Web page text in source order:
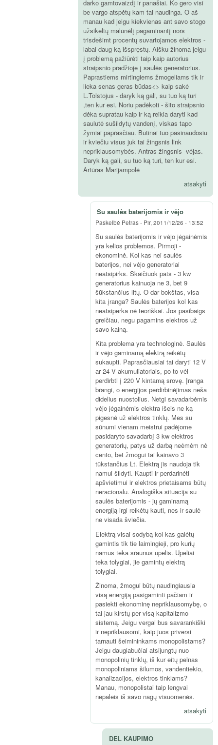
darko gamtovaizdį ir panašiai. Ko gero visi
be vargo atspėtų kam tai naudinga. O aš
manau kad jeigu kiekvienas ant savo stogo
užsikeltų malūnėlį pagaminantį nors
trisdešimt procentų suvartojamos elektros -
labai daug ką išspręstų. Aišku žinoma jeigu
į problemą pažiūrėti taip kaip autorius
straipsnio pradžioje į saulės generatorius.
Paprastiems mirtingiems žmogeliams tik ir
lieka senas geras būdas<> kaip sakė
L.Tolstojus - daryk ką gali, su tuo ką turi
,ten kur esi. Noriu padėkoti - šito straipsnio
dėka supratau kaip ir ką reikia daryti kad
saulutė sušildytų vandenį, viskas tapo
žymiai paprasčiau. Būtinai tuo pasinaudosiu
ir kviečiu visus juk tai žingsnis link
nepriklausomybės. Antras žingsnis -vėjas.
Daryk ką gali, su tuo ką turi, ten kur esi.
Artūras Marijampolė
atsakyti
Su saulės baterijomis ir vėjo
Paskelbė Petras- Pir, 2011/12/26 - 13:52
Su saulės baterijomis ir vėjo jėgainėmis
yra kelios problemos. Pirmoji -
ekonominė. Kol kas nei saulės
baterijos, nei vėjo generatoriai
neatsipirks. Skaičiuok pats - 3 kw
generatorius kainuoja ne 3, bet 9
šūkstančius litų. O dar bokštas, visa
kita įranga? Saulės baterijos kol kas
neatsiperka nė teoriškai. Jos pasibaigs
greičiau, negu pagamins elektros už
savo kainą.
Kita problema yra technologinė. Saulės
ir vėjo gaminamą elektrą reikėtų
sukaupti. Paprasčiausiai tai daryti 12 V
ar 24 V akumuliatoriais, po to vėl
perdirbti į 220 V kintamą srovę. Įranga
brangi, o energijos perdirbinėjimas neša
didelius nuostolius. Netgi savadarbėmis
vėjo jėgainėmis elektra išeis ne ką
pigesnė už elektros tinklų. Mes su
sūnumi vienam meistrui padėjome
pasidaryto savadarbį 3 kw elektros
generatorių, patys už darbą neėmėm nė
cento, bet žmogui tai kainavo 3
tūkstančius Lt. Elektrą jis naudoja tik
namui šildyti. Kaupti ir perdarinėti
apšvietimui ir elektros prietaisams būtų
neracionalu. Analogiška situacija su
saulės baterijomis - jų gaminamą
energiją irgi reikėtų kauti, nes ir saulė
ne visada šviečia.
Elektrą visai sodybą kol kas galėtų
gamintis tik tie laimingieji, pro kurių
namus teka sraunus upelis. Upeliai
teka tolygiai, jie gamintų elektrą
tolygiai.
Žinoma, žmogui būtų naudingiausia
visą energiją pasigaminti pačiam ir
pasiekti ekonominę nepriklausomybę, o
tai jau kirstų per visą kapitalizmo
sistemą. Jeigu vergai bus savarankiški
ir nepriklausomi, kaip juos priversi
tarnauti šeimininkams monopolistams?
Jeigu daugiabučiai atsijungtų nuo
monopolinių tinklų, iš kur eitų pelnas
monopoliniams šilumos, vandentiekio,
kanalizacijos, elektros tinklams?
Manau, monopolistai taip lengvai
nepaleis iš savo nagų visuomenės.
atsakyti
DEL KAUPIMO